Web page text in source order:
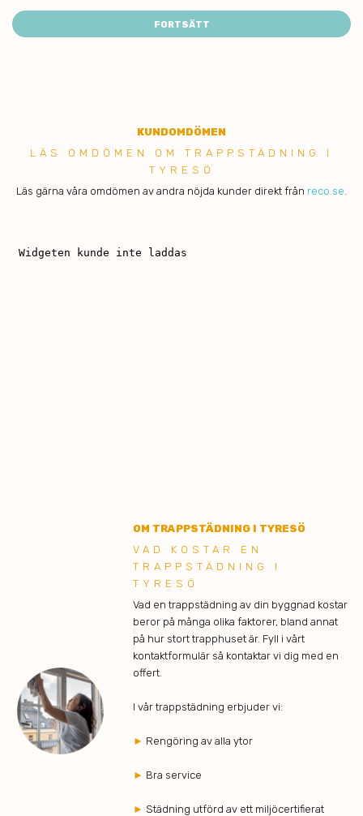
FORTSÄTT
KUNDOMDÖMEN
LÄS OMDÖMEN OM TRAPPSTÄDNING I
TYRESÖ
Läs gärna våra omdömen av andra nöjda kunder direkt från reco.se
OM TRAPPSTÄDNING I TYRESÖ
VAD KOSTAR EN
TRAPPSTÄDNING I
TYRESÖ
Vad en trappstädning av din byggnad kostar
beror på många olika faktorer, bland annat
på hur stort trapphuset är. Fyll i vårt
kontaktformulär så kontaktar vi dig med en
offert.
I vår trappstädning erbjuder vi:
► Rengöring av alla ytor
► Bra service
► Städning utförd av ett miljöcertifierat